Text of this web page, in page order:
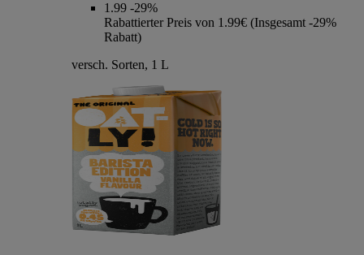
1.99 -29%
Rabattierter Preis von 1.99€ (Insgesamt -29%
Rabatt)
versch. Sorten, 1 L